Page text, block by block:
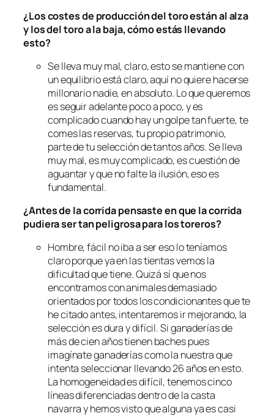
¿Los costes de producción del toro están al alza
y los del toro a la baja, cómo estás llevando
esto?
Se lleva muy mal, claro, esto se mantiene con
un equilibrio está claro, aquí no quiere hacerse
millonario nadie, en absoluto. Lo que queremos
es seguir adelante poco a poco, y es
complicado cuando hay un golpe tan fuerte, te
comes las reservas, tu propio patrimonio,
parte de tu selección de tantos años. Se lleva
muy mal, es muy complicado, es cuestión de
aguantar y que no falte la ilusión, eso es
fundamental.
¿Antes de la corrida pensaste en que la corrida
pudiera ser tan peligrosa para los toreros?
Hombre, fácil no iba a ser eso lo teníamos
claro porque ya en las tientas vemos la
dificultad que tiene. Quizá sí que nos
encontramos con animales demasiado
orientados por todos los condicionantes que te
he citado antes, intentaremos ir mejorando, la
selección es dura y difícil. Si ganaderías de
más de cien años tienen baches pues
imagínate ganaderías como la nuestra que
intenta seleccionar llevando 26 años en esto.
La homogeneidad es difícil, tenemos cinco
líneas diferenciadas dentro de la casta
navarra y hemos visto que alguna ya es casi